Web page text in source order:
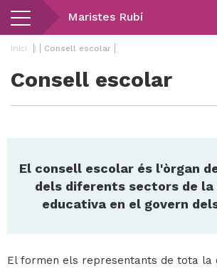
Vés
contingut
Maristes Rubí
Inici Consell escolar
Consell escolar
El consell escolar és l'òrgan
dels diferents sectors de
educativa en el govern
El formen els representants de tota la